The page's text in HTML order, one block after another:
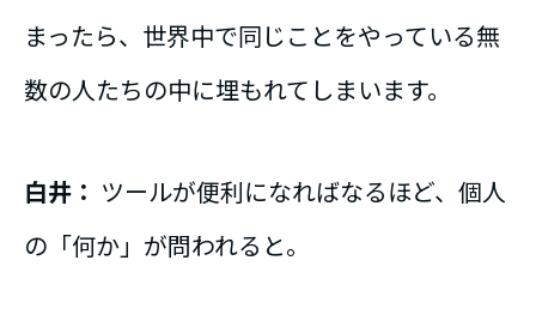
まったら、世界中で同じことをやっている無
数の人たちの中に埋もれてしまいます。
白井： ツールが便利になればなるほど、個人
の「何か」が問われると。